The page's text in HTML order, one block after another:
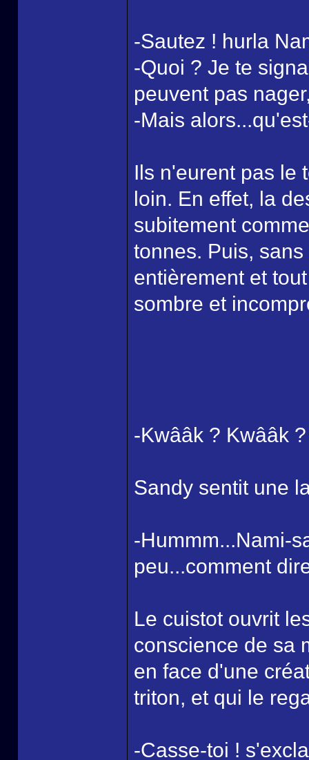
-Sautez ! hurla
-Quoi ? Je te
peuvent pas
-Mais
Ils n'eurent pas le
loin. En effet, la
subitement
tonnes. Puis,
entièrement et
sombre et
-Kwââk ? Kwââk ?
Sandy sentit une
-Hummm...Nami-
peu...comment
Le cuistot ouvrit
conscience de sa
en face d'une
triton, et qui le
-Casse-toi !